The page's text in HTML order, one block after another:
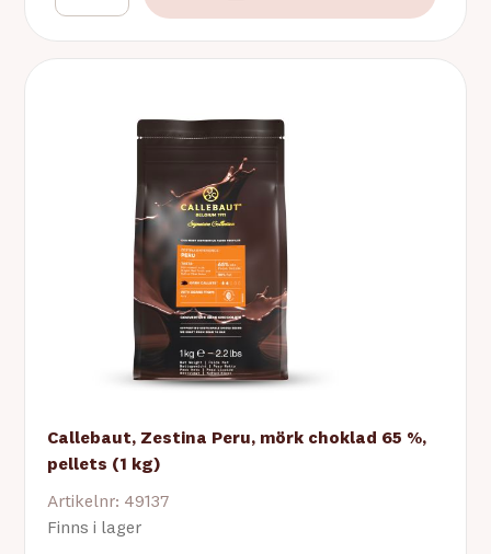
Callebaut, Zestina Peru, mörk choklad 65 %,
pellets (1 kg)
Artikelnr: 49137
Finns i lager